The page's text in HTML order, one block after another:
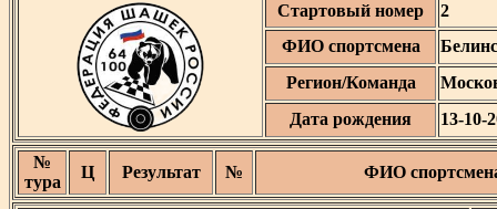
Стартовый номер
2
ФИО спортсмена
Регион/Команда
Дата рождения
13-10-
№
тура
Ц Результат № ФИО